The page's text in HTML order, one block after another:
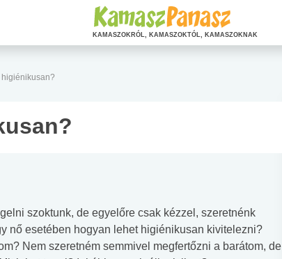
szoktunk, de egyelőre csak kézzel, szeretnénk
nő esetében hogyan lehet higiénikusan kivitelezni?
Nem szeretném semmivel megfertőzni a barátom, de
KAMASZOKRÓL, KAMASZOKTÓL, KAMASZOKNAK